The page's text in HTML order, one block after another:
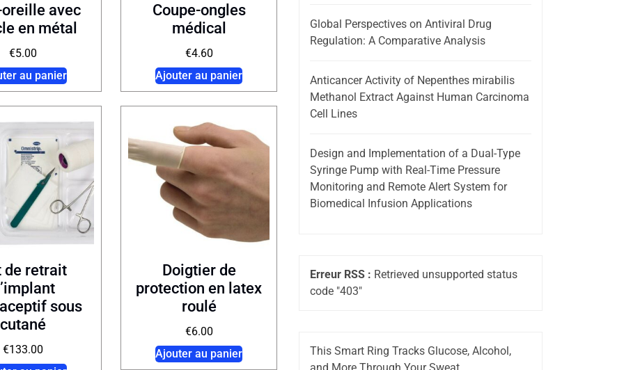
oreille avec
en métal
€5.00
au panier
Coupe-ongles
médical
€4.60
Ajouter au panier
de retrait
sous
cutané
€133.00
Doigtier de
protection en latex
roulé
€6.00
Ajouter au panier
Global Perspectives on Antiviral Drug
Regulation: A Comparative Analysis
Anticancer Activity of Nepenthes mirabilis
Methanol Extract Against Human Carcinoma
Cell Lines
Design and Implementation of a Dual-Type
Syringe Pump with Real-Time Pressure
Monitoring and Remote Alert System for
Biomedical Infusion Applications
Erreur RSS : Retrieved unsupported status
code "403"
This Smart Ring Tracks Glucose, Alcohol,